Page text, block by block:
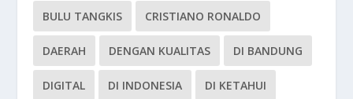
BULU TANGKIS CRISTIANO RONALDO
DAERAH DENGAN KUALITAS DI BANDUNG
DIGITAL DI INDONESIA DI KETAHUI